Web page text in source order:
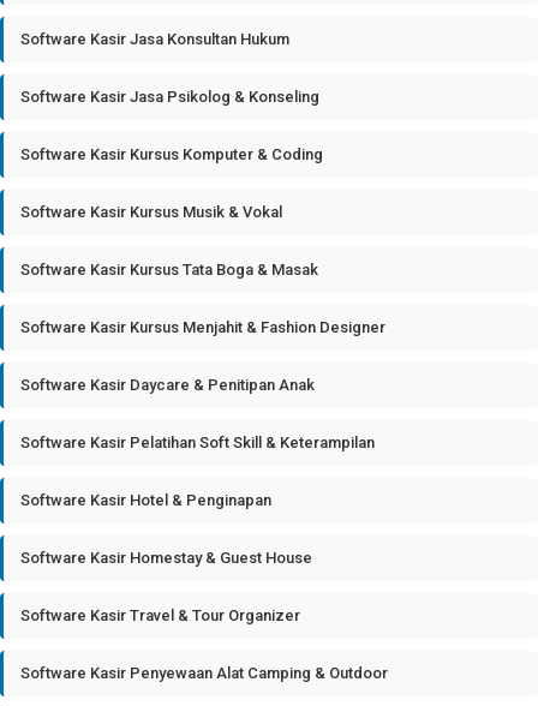
Software Kasir Jasa Konsultan Hukum
Software Kasir Jasa Psikolog & Konseling
Software Kasir Kursus Komputer & Coding
Software Kasir Kursus Musik & Vokal
Software Kasir Kursus Tata Boga & Masak
Software Kasir Kursus Menjahit & Fashion Designer
Software Kasir Daycare & Penitipan Anak
Software Kasir Pelatihan Soft Skill & Keterampilan
Software Kasir Hotel & Penginapan
Software Kasir Homestay & Guest House
Software Kasir Travel & Tour Organizer
Software Kasir Penyewaan Alat Camping & Outdoor